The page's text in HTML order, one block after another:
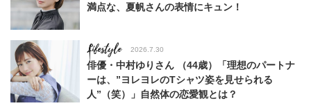
満点な、夏帆さんの表情にキュン！
Lifestyle 2026.7.30
俳優・中村ゆりさん （44歳）「理想のパートナ
ーは、”ヨレヨレのTシャツ姿を見せられる
人”（笑）」自然体の恋愛観とは？